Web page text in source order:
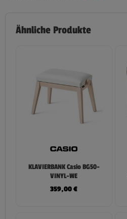
Ähnliche Produkte
KLAVIERBANK Casio BG50-
VINYL-WE
359,00€